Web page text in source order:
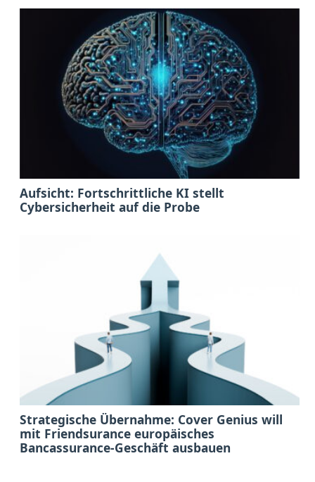
Aufsicht: Fortschrittliche KI stellt
Cybersicherheit auf die Probe
Strategische Übernahme: Cover Genius will
mit Friendsurance europäisches
Bancassurance-Geschäft ausbauen